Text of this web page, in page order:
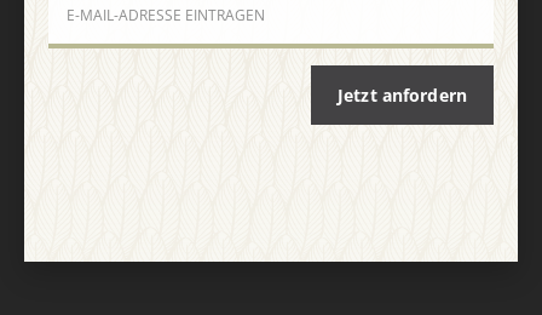
Jetzt anfordern